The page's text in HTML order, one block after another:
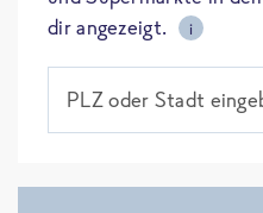
dir angezeigt.
i
PLZ oder Stadt